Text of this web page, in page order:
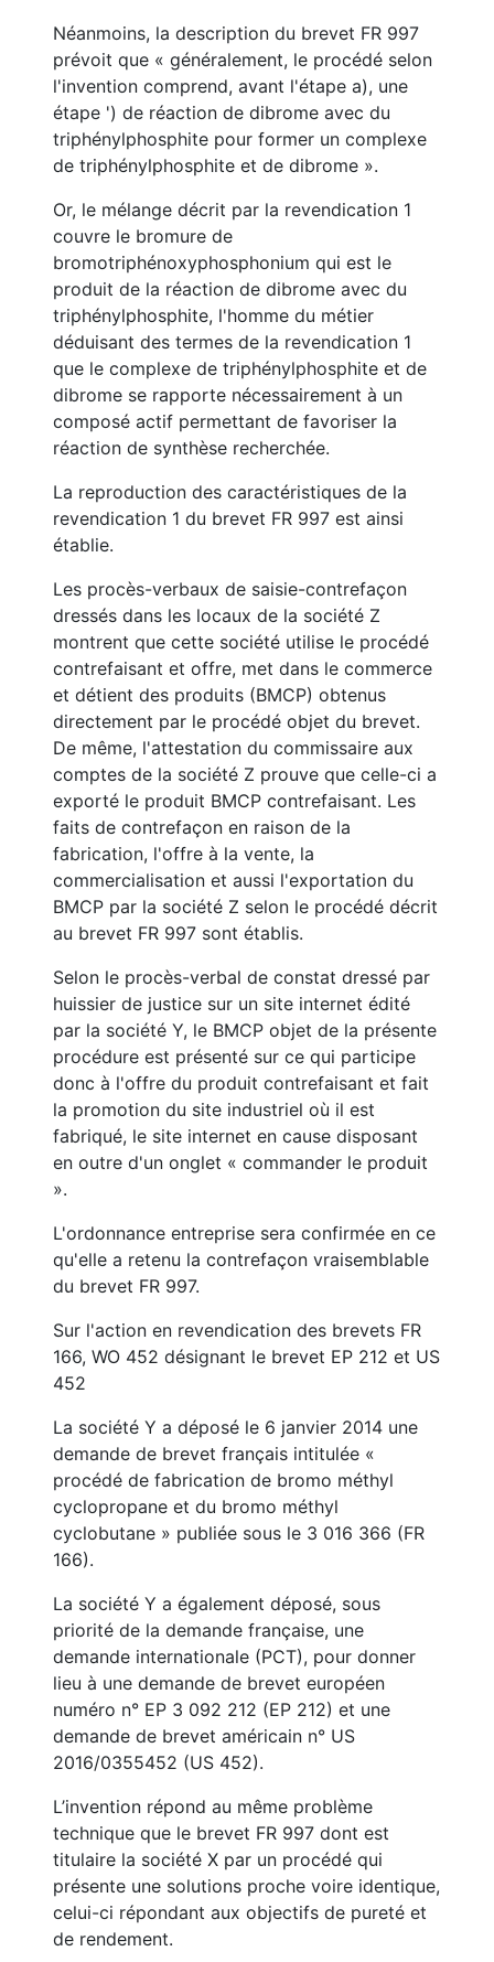
Néanmoins, la description du brevet FR 997
prévoit que « généralement, le procédé selon
l'invention comprend, avant l'étape a), une
étape ') de réaction de dibrome avec du
triphénylphosphite pour former un complexe
de triphénylphosphite et de dibrome ».
Or, le mélange décrit par la revendication 1
couvre le bromure de
bromotriphénoxyphosphonium qui est le
produit de la réaction de dibrome avec du
triphénylphosphite, l'homme du métier
déduisant des termes de la revendication 1
que le complexe de triphénylphosphite et de
dibrome se rapporte nécessairement à un
composé actif permettant de favoriser la
réaction de synthèse recherchée.
La reproduction des caractéristiques de la
revendication 1 du brevet FR 997 est ainsi
établie.
Les procès-verbaux de saisie-contrefaçon
dressés dans les locaux de la société Z
montrent que cette société utilise le procédé
contrefaisant et offre, met dans le commerce
et détient des produits (BMCP) obtenus
directement par le procédé objet du brevet.
De même, l'attestation du commissaire aux
comptes de la société Z prouve que celle-ci a
exporté le produit BMCP contrefaisant. Les
faits de contrefaçon en raison de la
fabrication, l'offre à la vente, la
commercialisation et aussi l'exportation du
BMCP par la société Z selon le procédé décrit
au brevet FR 997 sont établis.
Selon le procès-verbal de constat dressé par
huissier de justice sur un site internet édité
par la société Y, le BMCP objet de la présente
procédure est présenté sur ce qui participe
donc à l'offre du produit contrefaisant et fait
la promotion du site industriel où il est
fabriqué, le site internet en cause disposant
en outre d'un onglet « commander le produit
».
L'ordonnance entreprise sera confirmée en ce
qu'elle a retenu la contrefaçon vraisemblable
du brevet FR 997.
Sur l'action en revendication des brevets FR
166, WO 452 désignant le brevet EP 212 et US
452
La société Y a déposé le 6 janvier 2014 une
demande de brevet français intitulée «
procédé de fabrication de bromo méthyl
cyclopropane et du bromo méthyl
cyclobutane » publiée sous le 3 016 366 (FR
166).
La société Y a également déposé, sous
priorité de la demande française, une
demande internationale (PCT), pour donner
lieu à une demande de brevet européen
numéro n° EP 3 092 212 (EP 212) et une
demande de brevet américain n° US
2016/0355452 (US 452).
L’invention répond au même problème
technique que le brevet FR 997 dont est
titulaire la société X par un procédé qui
présente une solutions proche voire identique,
celui-ci répondant aux objectifs de pureté et
de rendement.